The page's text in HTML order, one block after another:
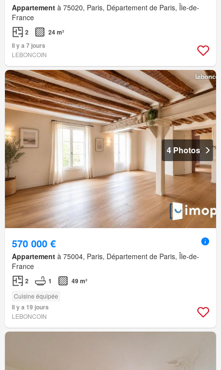
Appartement à 75020, Paris, Département de Paris, Île-de-
France
2
24 m²
Il y a 7 jours
LEBONCOIN
4 Photos
570 000 €
Appartement à 75004, Paris, Département de Paris, Île-de-
France
2 1 49 m²
Cuisine équipée
Il y a 19 jours
LEBONCOIN